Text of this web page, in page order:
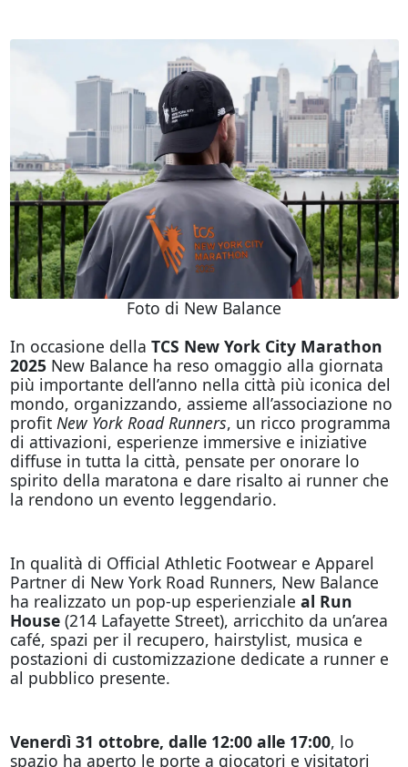
Foto di New Balance
In occasione della TCS New York City Marathon
2025New Balance ha reso omaggio alla giornata
più importante dell’anno nella città più iconica del
mondo, organizzando, assieme all’associazione no
profit New York Road Runners, un ricco programma
di attivazioni, esperienze immersive e iniziative
diffuse in tutta la città, pensate per onorare lo
spirito della maratona e dare risalto ai runner che
la rendono un evento leggendario.
In qualità di Official Athletic Footwear e Apparel
Partner di New York Road Runners, New Balance
ha realizzato un pop-up esperienziale al Run
House (214 Lafayette Street), arricchito da un’area
café, spazi per il recupero, hairstylist, musica e
postazioni di customizzazione dedicate a runner e
al pubblico presente.
Venerdì 31 ottobre, dalle 12:00 alle 17:00, lo
spazio ha aperto le porte a giocatori e visitatori